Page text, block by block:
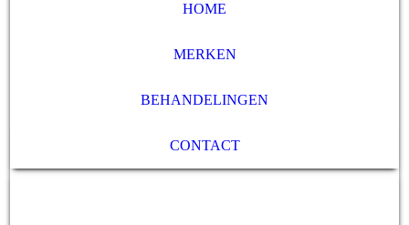
HOME
MERKEN
BEHANDELINGEN
CONTACT